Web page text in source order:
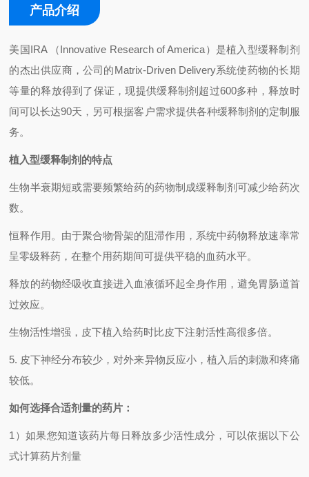
产品介绍
美国IRA （Innovative Research of America）是植入型缓释制剂
的杰出供应商，公司的Matrix-Driven Delivery系统使药物的长期
等量的释放得到了保证，现提供缓释制剂超过600多种，释放时
间可以长达90天，另可根据客户需求提供各种缓释制剂的定制服
务。
植入型缓释制剂的特点
生物半衰期短或需要频繁给药的药物制成缓释制剂可减少给药次
数。
恒释作用。由于聚合物骨架的阻滞作用，系统中药物释放速率常
呈零级释药，在整个用药期间可提供平稳的血药水平。
释放的药物经吸收直接进入血液循环起全身作用，避免胃肠道首
过效应。
生物活性增强，皮下植入给药时比皮下注射活性高很多倍。
5. 皮下神经分布较少，对外来异物反应小，植入后的刺激和疼痛
较低。
如何选择合适剂量的药片：
1 ）如果您知道该药片每日释放多少活性成分，可以依据以下公
式计算药片剂量